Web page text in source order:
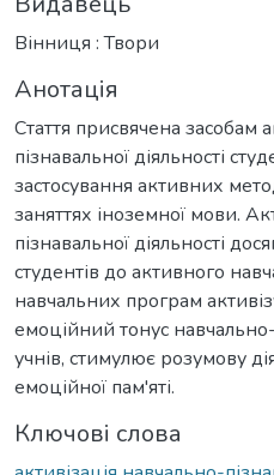
Вінниця : Твори
Анотація
Стаття присвячена засобам
пізнавальної діяльності
застосування активних
заняттях іноземної мови.
пізнавальної діяльності
студентів до активного
навчальних програм
емоційний тонус навчально-
учнів, стимулює розумову
емоційної пам'яті.
Ключові слова